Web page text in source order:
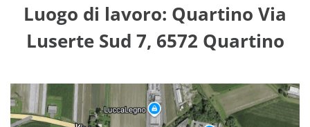
Luogo di lavoro: Quartino Via
Luserte Sud 7, 6572 Quartino